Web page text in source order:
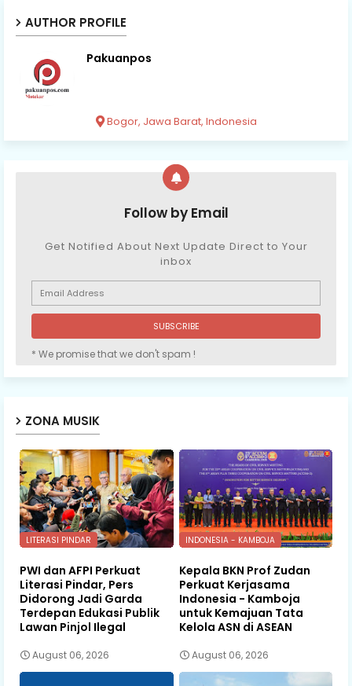
AUTHOR PROFILE
Pakuanpos
Bogor, Jawa Barat, Indonesia
Follow by Email
Get Notified About Next Update Direct to Your
inbox
* We promise that we don't spam !
ZONA MUSIK
LITERASI PINDAR
PWI dan AFPI Perkuat
Literasi Pindar, Pers
Didorong Jadi Garda
Terdepan Edukasi Publik
Lawan Pinjol Ilegal
August 06, 2026
INDONESIA - KAMBOJA
Kepala BKN Prof Zudan
Perkuat Kerjasama
Indonesia - Kamboja
untuk Kemajuan Tata
Kelola ASN di ASEAN
August 06, 2026